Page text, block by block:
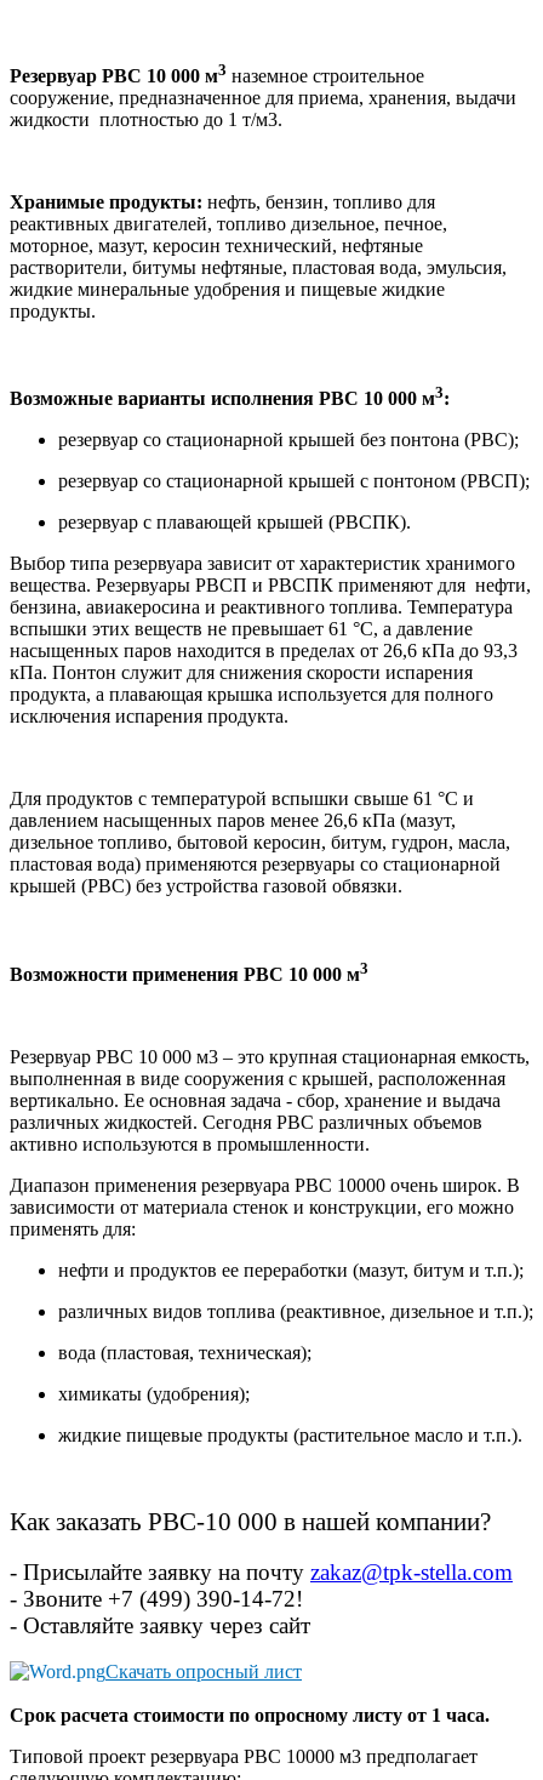
Резервуар РВС 10 000 м3 наземное строительное
сооружение, предназначенное для приема, хранения, выдачи
жидкости плотностью до 1 т/м3.
Хранимые продукты: нефть, бензин, топливо для
реактивных двигателей, топливо дизельное, печное,
моторное, мазут, керосин технический, нефтяные
растворители, битумы нефтяные, пластовая вода, эмульсия,
жидкие минеральные удобрения и пищевые жидкие
продукты.
Возможные варианты исполнения РВС 10 000 м3:
резервуар со стационарной крышей без понтона (РВС);
резервуар со стационарной крышей с понтоном (РВСП);
резервуар с плавающей крышей (РВСПК).
Выбор типа резервуара зависит от характеристик хранимого
вещества. Резервуары РВСП и РВСПК применяют для нефти,
бензина, авиакеросина и реактивного топлива. Температура
вспышки этих веществ не превышает 61 °C, а давление
насыщенных паров находится в пределах от 26,6 кПа до 93,3
кПа. Понтон служит для снижения скорости испарения
продукта, а плавающая крышка используется для полного
исключения испарения продукта.
Для продуктов с температурой вспышки свыше 61 °C и
давлением насыщенных паров менее 26,6 кПа (мазут,
дизельное топливо, бытовой керосин, битум, гудрон, масла,
пластовая вода) применяются резервуары со стационарной
крышей (РВС) без устройства газовой обвязки.
Возможности применения РВС 10 000 м3
Резервуар РВС 10 000 м3 – это крупная стационарная емкость,
выполненная в виде сооружения с крышей, расположенная
вертикально. Ее основная задача - сбор, хранение и выдача
различных жидкостей. Сегодня РВС различных объемов
активно используются в промышленности.
Диапазон применения резервуара РВС 10000 очень широк. В
зависимости от материала стенок и конструкции, его можно
применять для:
нефти и продуктов ее переработки (мазут, битум и т.п.);
различных видов топлива (реактивное, дизельное и т.п.);
вода (пластовая, техническая);
химикаты (удобрения);
жидкие пищевые продукты (растительное масло и т.п.).
Как заказать РВС-10 000 в нашей компании?
- Присылайте заявку на почту zakaz@tpk-stella.com
- Звоните +7 (499) 390-14-72!
- Оставляйте заявку через сайт
Скачать опросный лист
Срок расчета стоимости по опросному листу от 1 часа.
Типовой проект резервуара РВС 10000 м3 предполагает